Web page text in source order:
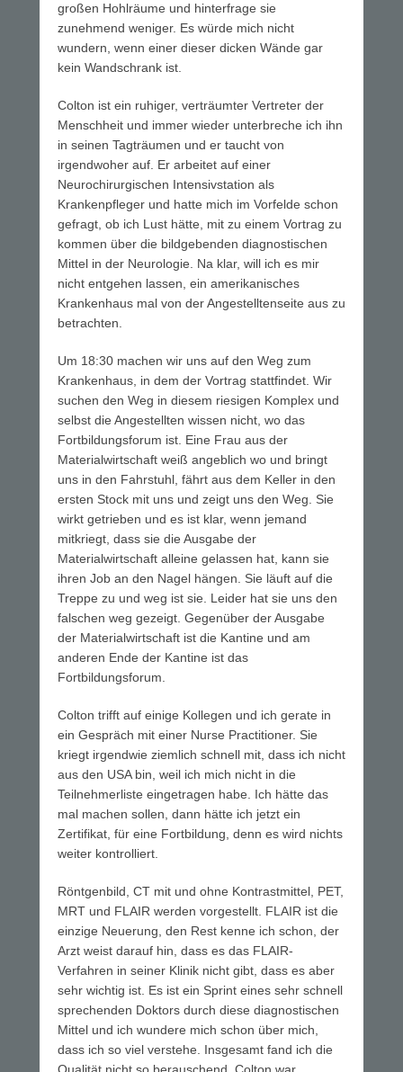
großen Hohlräume und hinterfrage sie
zunehmend weniger. Es würde mich nicht
wundern, wenn einer dieser dicken Wände gar
kein Wandschrank ist.
Colton ist ein ruhiger, verträumter Vertreter der
Menschheit und immer wieder unterbreche ich ihn
in seinen Tagträumen und er taucht von
irgendwoher auf. Er arbeitet auf einer
Neurochirurgischen Intensivstation als
Krankenpfleger und hatte mich im Vorfelde schon
gefragt, ob ich Lust hätte, mit zu einem Vortrag zu
kommen über die bildgebenden diagnostischen
Mittel in der Neurologie. Na klar, will ich es mir
nicht entgehen lassen, ein amerikanisches
Krankenhaus mal von der Angestelltenseite aus zu
betrachten.
Um 18:30 machen wir uns auf den Weg zum
Krankenhaus, in dem der Vortrag stattfindet. Wir
suchen den Weg in diesem riesigen Komplex und
selbst die Angestellten wissen nicht, wo das
Fortbildungsforum ist. Eine Frau aus der
Materialwirtschaft weiß angeblich wo und bringt
uns in den Fahrstuhl, fährt aus dem Keller in den
ersten Stock mit uns und zeigt uns den Weg. Sie
wirkt getrieben und es ist klar, wenn jemand
mitkriegt, dass sie die Ausgabe der
Materialwirtschaft alleine gelassen hat, kann sie
ihren Job an den Nagel hängen. Sie läuft auf die
Treppe zu und weg ist sie. Leider hat sie uns den
falschen weg gezeigt. Gegenüber der Ausgabe
der Materialwirtschaft ist die Kantine und am
anderen Ende der Kantine ist das
Fortbildungsforum.
Colton trifft auf einige Kollegen und ich gerate in
ein Gespräch mit einer Nurse Practitioner. Sie
kriegt irgendwie ziemlich schnell mit, dass ich nicht
aus den USA bin, weil ich mich nicht in die
Teilnehmerliste eingetragen habe. Ich hätte das
mal machen sollen, dann hätte ich jetzt ein
Zertifikat, für eine Fortbildung, denn es wird nichts
weiter kontrolliert.
Röntgenbild, CT mit und ohne Kontrastmittel, PET,
MRT und FLAIR werden vorgestellt. FLAIR ist die
einzige Neuerung, den Rest kenne ich schon, der
Arzt weist darauf hin, dass es das FLAIR-
Verfahren in seiner Klinik nicht gibt, dass es aber
sehr wichtig ist. Es ist ein Sprint eines sehr schnell
sprechenden Doktors durch diese diagnostischen
Mittel und ich wundere mich schon über mich,
dass ich so viel verstehe. Insgesamt fand ich die